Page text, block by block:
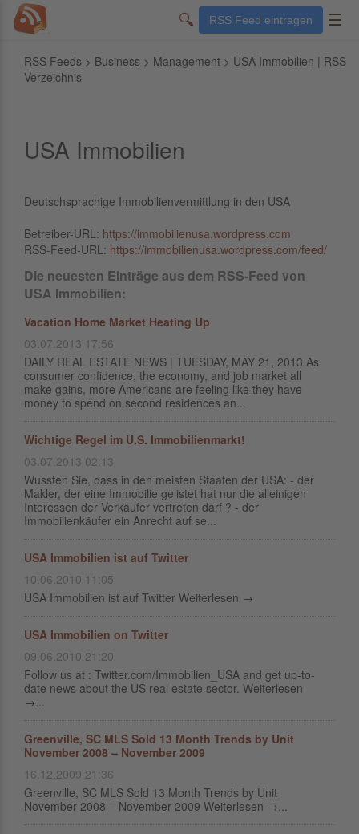
🔍 RSS Feed eintragen ☰
RSS Feeds > Business > Management > USA Immobilien | RSS
Verzeichnis
USA Immobilien
Deutschsprachige Immobilienvermittlung in den USA
Betreiber-URL: https://immobilienusa.wordpress.com
RSS-Feed-URL: https://immobilienusa.wordpress.com/feed/
Die neuesten Einträge aus dem RSS-Feed von
USA Immobilien:
Vacation Home Market Heating Up
03.07.2013 17:56
DAILY REAL ESTATE NEWS | TUESDAY, MAY 21, 2013 As
consumer confidence, the economy, and job market all
make gains, more Americans are feeling like they have
money to spend on second residences an...
Wichtige Regel im U.S. Immobilienmarkt!
03.07.2013 02:13
Wussten Sie, dass in den meisten Staaten der USA: - der
Makler, der eine Immobilie gelistet hat nur die alleinigen
Interessen der Verkäufer vertreten darf ? - der
Immobilienkäufer ein Anrecht auf se...
USA Immobilien ist auf Twitter
10.06.2010 11:05
USA Immobilien ist auf Twitter Weiterlesen →
USA Immobilien on Twitter
09.06.2010 21:20
Follow us at : Twitter.com/Immobilien_USA and get up-to-
date news about the US real estate sector. Weiterlesen
→...
Greenville, SC MLS Sold 13 Month Trends by Unit
November 2008 – November 2009
16.12.2009 21:36
Greenville, SC MLS Sold 13 Month Trends by Unit
November 2008 – November 2009 Weiterlesen →...